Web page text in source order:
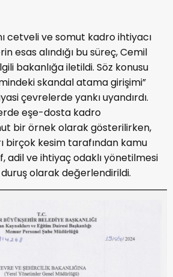
cetveli ve somut kadro ihtiyacı
esas alındığı bu süreç,Cemil
bakanlığa iletildi. Söz konusu
skandal atama girişimi”
çevrelerde yankı uyandırdı.
eşe-dosta kadro
bir örnek olarak gösterilirken,
birçok kesim tarafından kamu
adil ve ihtiyaç odaklı yönetilmesi
olarak değerlendirildi.